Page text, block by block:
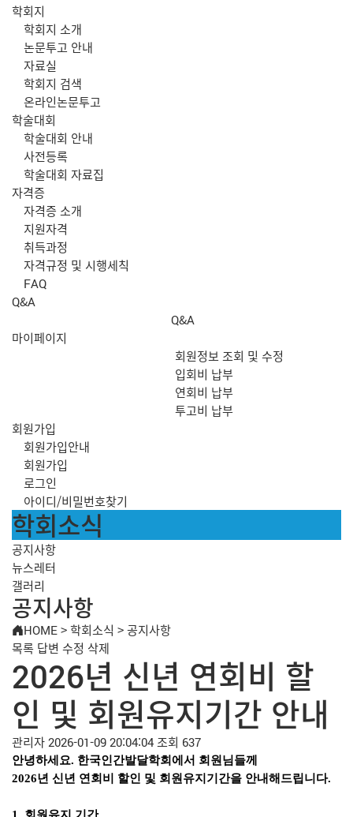
학회지
학회지 소개
논문투고 안내
자료실
학회지 검색
온라인논문투고
학술대회
학술대회 안내
사전등록
학술대회 자료집
자격증
자격증 소개
지원자격
취득과정
자격규정 및 시행세칙
FAQ
Q&A
Q&A
마이페이지
회원정보 조회 및 수정
입회비 납부
연회비 납부
투고비 납부
회원가입
회원가입안내
회원가입
로그인
아이디/비밀번호찾기
학회소식
공지사항
뉴스레터
갤러리
공지사항
HOME>학회소식 >공지사항
목록 답변 수정 삭제
2026년 신년 연회비 할
인 및 회원유지기간 안내
관리자2026-01-09 20:04:04조회 637
안녕하세요. 한국인간발달학회에서 회원님들께
2026년 신년 연회비 할인 및 회원유지기간을 안내해드립니다.